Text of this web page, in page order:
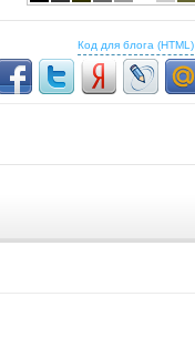
Код для блога (HTML)